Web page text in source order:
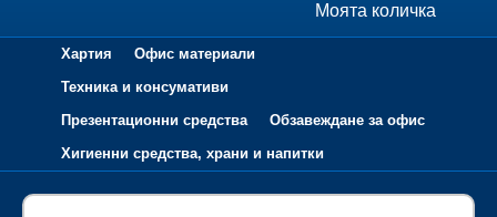
Моята количка
Хартия
Офис материали
Техника и консумативи
Презентационни средства
Обзавеждане за офис
Хигиенни средства, храни и напитки